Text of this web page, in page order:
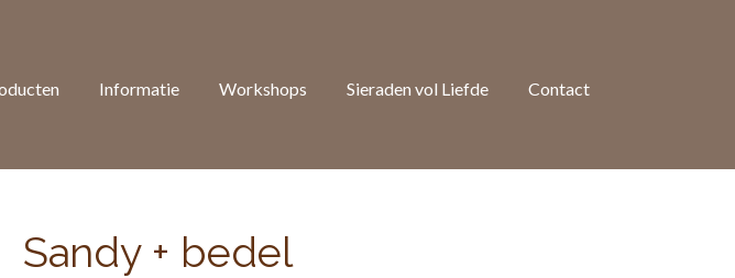
Informatie Workshops Sieraden vol Liefde Contact
Sandy + bedel